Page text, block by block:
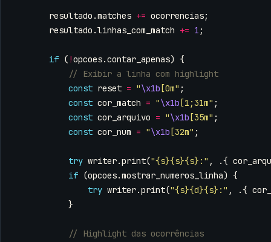
resultado .matches += ocorrencias;
resultado .linhas_com_match += 1 ;
if ( !opcoes.contar_apenas) {
const reset = "\x1b [0m" ;
const cor_match = "\x1b [1;31m" ;
const cor_arquivo = "\x1b [35m" ;
const cor_num = "\x1b [32m" ;
try writer.print("{s}{s}{s}:" , .{
if (opcoes.mostrar_numeros_linha) {
try writer.print("{s}{d}{s}:" , .{
}